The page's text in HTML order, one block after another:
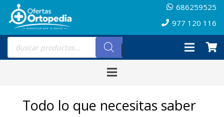
686259525
977 120 116
Búsqueda
productos
Todo lo que necesitas saber